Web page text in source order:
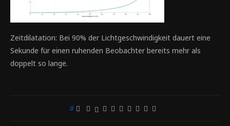
Zeitdilatation: Bei 90% der Lichtgeschwindigkeit dauert eine
Sekunde für einen ruhenden Beobachter bereits mehr als
doppelt so lange.
0